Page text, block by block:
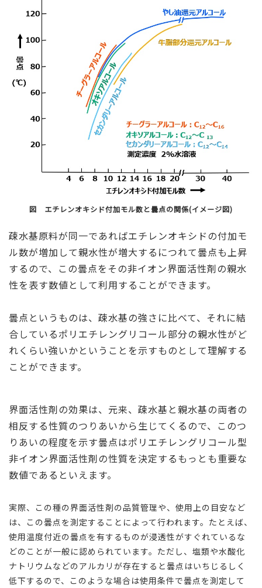
図 エチレンオキシド付加モル数と曇点の関係(イメージ図)
疎水基原料が同一であればエチレンオキシドの付加モ
ル数が増加して親水性が増大するにつれて曇点も上昇
するので、この曇点をその非イオン界面活性剤の親水
性を表す数値として利用することができます。
曇点というものは、疎水基の強さに比べて、それに結
合しているポリエチレングリコール部分の親水性がど
れくらい強いかということを示すものとして理解する
ことができます。
界面活性剤の効果は、元来、疎水基と親水基の両者の
相反する性質のつりあいから生じてくるので、このつ
りあいの程度を示す曇点はポリエチレングリコール型
非イオン界面活性剤の性質を決定するもっとも重要な
数値であるといえます。
実際、この種の界面活性剤の品質管理や、使用上の目安など
は、この曇点を測定することによって行われます。たとえば、
使用温度付近の曇点を有するものが浸透性がすぐれているな
どのことが一般に認められています。ただし、塩類や水酸化
ナトリウムなどのアルカリが存在すると曇点はいちじるしく
低下するので、このような場合は使用条件で曇点を測定して